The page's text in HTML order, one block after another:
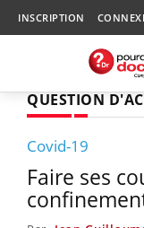
INSCRIPTION
QUESTION
Covid-19
Faire ses